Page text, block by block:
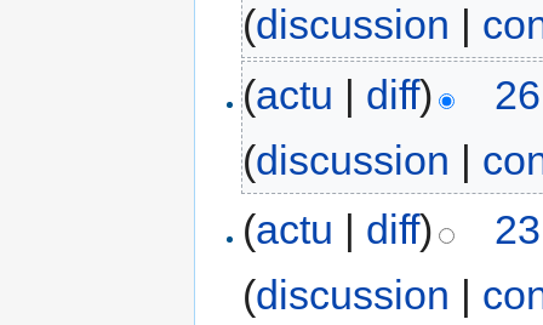
(discussion |
(actu | diff)
(discussion |
(actu | diff)
(discussion |